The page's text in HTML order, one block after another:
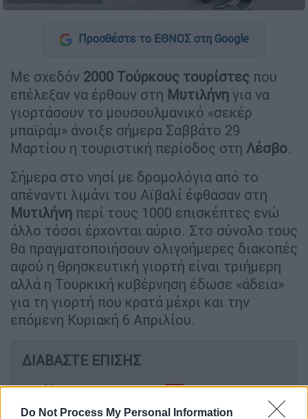
Do Not Process My Personal Information
Προσθέστε το ΕΘΝΟΣ στη Google
Με σχεδόν 2000 Τούρκους τουρίστες που
επέλεξαν να έρθουν στη Μυτιλήνη για να
γιορτάσουν το μουσουλμανικό «σεκέρ
μπαϊράμ» άνοιξε σήμερα Σαββάτο 29
Μαρτίου η τουριστική περίοδος στη Λέσβο.
Σήμερα στο νησί με δρομολόγια από το
απέναντι λιμάνι του Αϊβαλί έφθασαν στη
Μυτιλήνη περί τους 1000 επισκέπτες ενώ
άλλο τόσοι έρχονται αύριο. Στο σύνολο τους
θα πραγματοποιήσουν ολιγοήμερες διακοπές
αφού η θρησκευτική γιορτή είναι τριήμερη
αλλά η Τουρκική κυβέρνηση έδωσε «άδεια»
για τη γιορτή που κρατά μέχρι και την
επόμενη Κυριακή 6 Απριλίου.
ΔΙΑΒΑΣΤΕ ΕΠΙΣΗΣ
Ελλάδα|29.03.2025 15:19
Ένταση και χημικά στην πορεία των